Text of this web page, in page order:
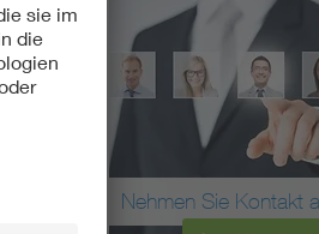
Nehmen Sie Kontakt